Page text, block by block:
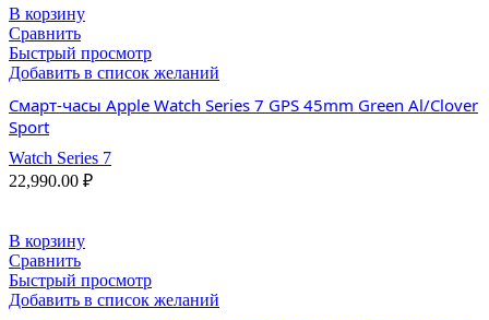
В корзину
Сравнить
Быстрый просмотр
Добавить в список желаний
Смарт-часы Apple Watch Series 7 GPS 45mm Green Al/Clover
Sport
Watch Series 7
22,990.00 ₽
В корзину
Сравнить
Быстрый просмотр
Добавить в список желаний